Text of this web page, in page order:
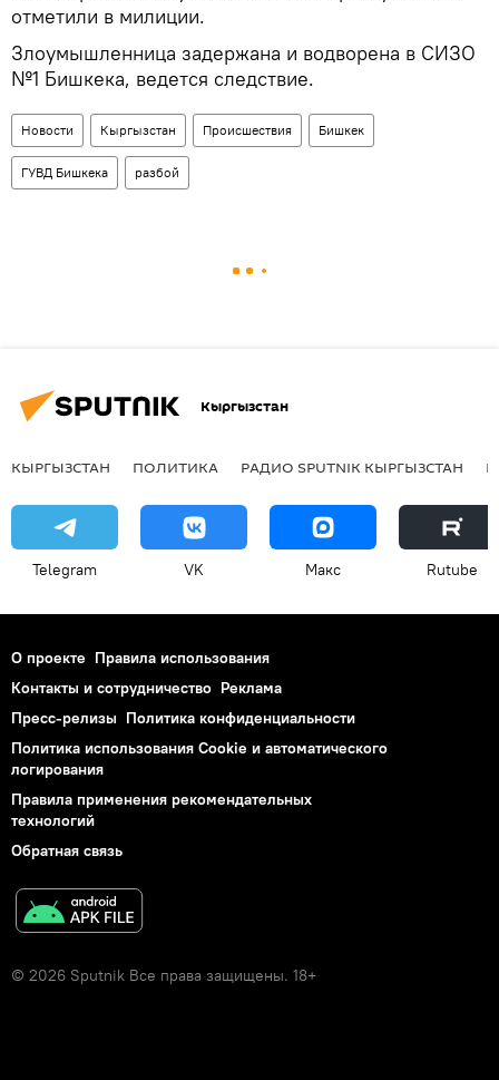
отметили в милиции.
Злоумышленница задержана и водворена в СИЗО
№1 Бишкека, ведется следствие.
Новости Кыргызстан Происшествия Бишкек
ГУВД Бишкека разбой
Кыргызстан
КЫРГЫЗСТАН ПОЛИТИКА РАДИО SPUTNIK КЫРГЫЗСТАН
Telegram VK Макс Rutube
О проекте Правила использования
Контакты и сотрудничество Реклама
Пресс-релизы Политика конфиденциальности
Политика использования Cookie и автоматического
логирования
Правила применения рекомендательных
технологий
Обратная связь
© 2026 Sputnik Все права защищены. 18+